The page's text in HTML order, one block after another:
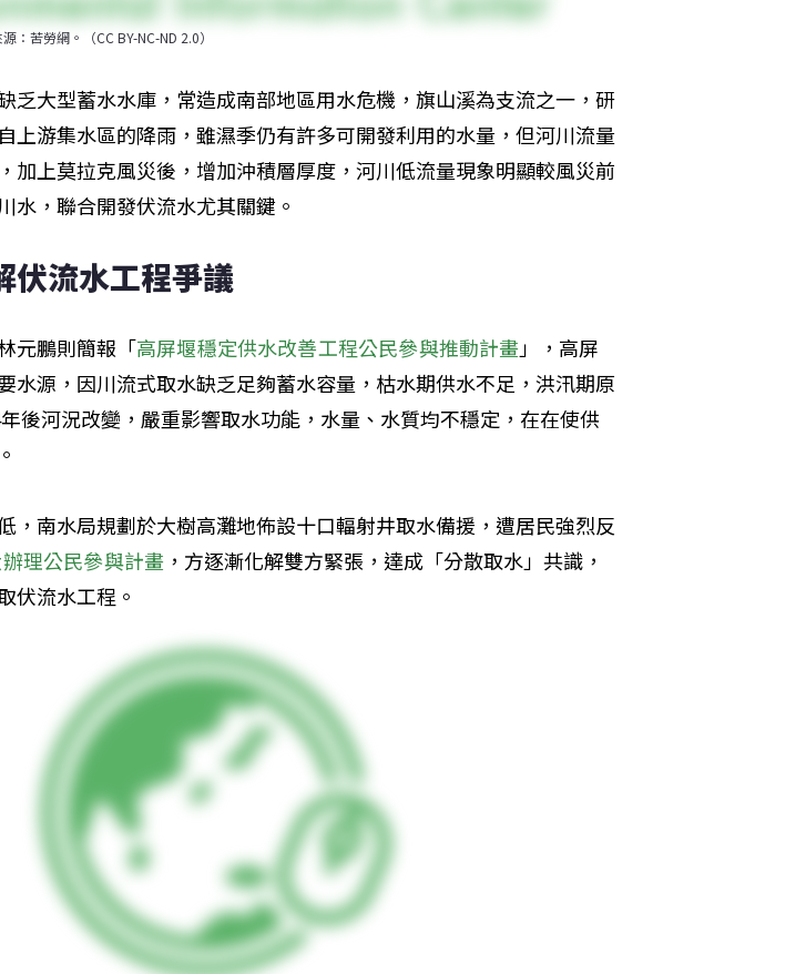
：苦勞網。（CC BY-NC-ND 2.0）
乏大型蓄水水庫，常造成南部地區用水危機，旗山溪為支流之一，研
上游集水區的降雨，雖濕季仍有許多可開發利用的水量，但河川流量
加上莫拉克風災後，增加沖積層厚度，河川低流量現象明顯較風災前
水，聯合開發伏流水尤其關鍵。
伏流水工程爭議
元鵬則簡報「高屏堰穩定供水改善工程公民參與推動計畫」，高屏
水源，因川流式取水缺乏足夠蓄水容量，枯水期供水不足，洪汛期原
後河況改變，嚴重影響取水功能，水量、水質均不穩定，在在使供
，南水局規劃於大樹高灘地佈設十口輻射井取水備援，遭居民強烈反
理公民參與計畫 ，方逐漸化解雙方緊張，達成「分散取水」共識，
伏流水工程。